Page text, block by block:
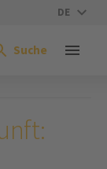
DE
Suche